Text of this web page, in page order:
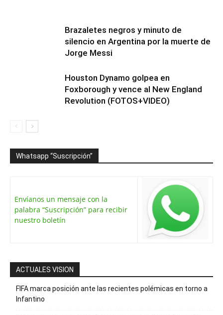
Brazaletes negros y minuto de
silencio en Argentina por la muerte de
Jorge Messi
Houston Dynamo golpea en
Foxborough y vence al New England
Revolution (FOTOS+VIDEO)
Whatsapp “Suscripción”
Envíanos un mensaje con la
palabra “Suscripción” para recibir
nuestro boletín
ACTUALES VISION
FIFA marca posición ante las recientes polémicas en torno a
Infantino